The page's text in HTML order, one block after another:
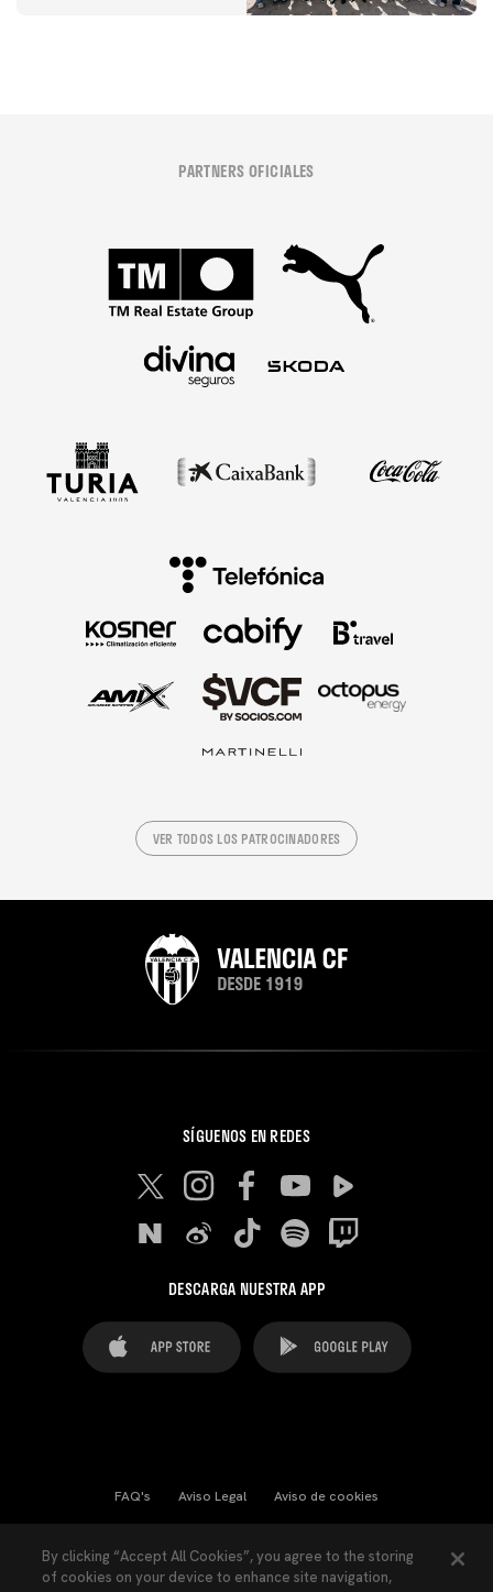
PARTNERS OFICIALES
VER TODOS LOS PATROCINADORES
SÍGUENOS EN REDES
DESCARGA NUESTRA APP
FAQ's Aviso Legal Aviso de cookies
Ley Transparencia Política de Privacidad
By clicking “Accept All Cookies”, you agree to the storing
of cookies on your device to enhance site navigation,